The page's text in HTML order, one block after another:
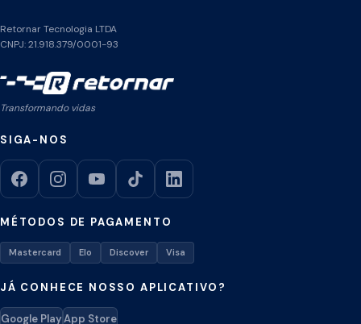
Retornar Tecnologia LTDA
CNPJ: 21.918.379/0001-93
Transformando vidas
SIGA-NOS
MÉTODOS DE PAGAMENTO
Mastercard Elo Discover Visa
JÁ CONHECE NOSSO APLICATIVO?
Google PlayApp Store